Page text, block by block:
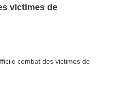
victimes de